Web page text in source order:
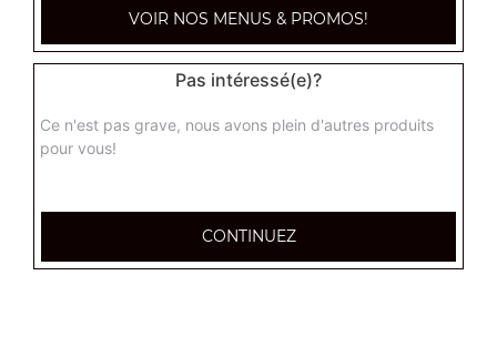
VOIR NOS MENUS & PROMOS!
Pas intéressé(e)?
Ce n'est pas grave, nous avons plein d'autres produits
pour vous!
CONTINUEZ